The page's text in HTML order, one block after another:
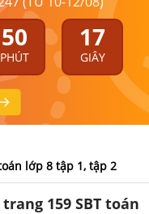
50
PHÚT
16
GIÂY
lớp 8 tập 1, tập 2
159 SBT toán